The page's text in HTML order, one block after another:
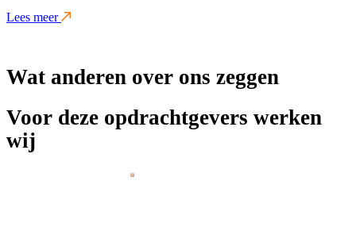
Lees meer
Wat anderen over ons zeggen
Voor deze opdrachtgevers werken
wij